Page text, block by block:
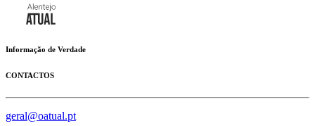
Informação de Verdade
CONTACTOS
geral@oatual.pt